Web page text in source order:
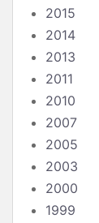
2015
2014
2013
2011
2010
2007
2005
2003
2000
1999